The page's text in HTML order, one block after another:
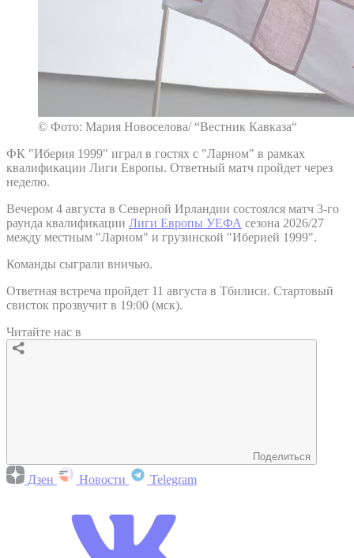
© Фото: Мария Новоселова/ “Вестник Кавказа“
ФК "Иберия 1999" играл в гостях с "Ларном" в рамках
квалификации Лиги Европы. Ответный матч пройдет через
неделю.
Вечером 4 августа в Северной Ирландии состоялся матч 3-го
раунда квалификации Лиги Европы УЕФА сезона 2026/27
между местным "Ларном" и грузинской "Иберией 1999".
Команды сыграли вничью.
Ответная встреча пройдет 11 августа в Тбилиси. Стартовый
свисток прозвучит в 19:00 (мск).
Читайте нас в
Поделиться
Дзен Новости Telegram